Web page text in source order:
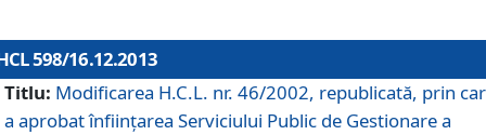
598/16.12.2013
Titlu: Modificarea H.C.L. nr. 46/2002, republicată, prin
a aprobat înfiinţarea Serviciului Public de Gestionare a